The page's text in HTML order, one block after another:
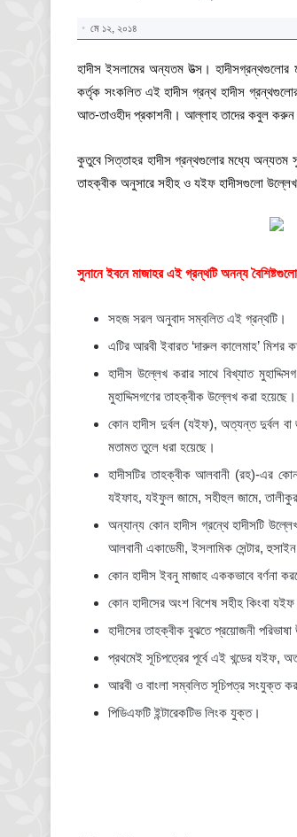
মে ১২, ২০১৪
হাদীস ইসলামের অন্যতম উত্স।
কর্তৃক সংকলিত এই হাদীস গ্রন্থ হাদীস
আত-তাওহীদ প্রকাশনী। আল্লাহ তাদের কবুল
কুতুবে সিত্তাহর হাদীস গ্রন্থগুলোর মধ্যে অন্যতম
তাহক্বীক অনুসারে সহীহ ও যইফ হাদীসগুলো
সুনানে ইবনে মাজাহর এই গ্রন্থটি অনন্য
সহজ সরল অনুবাদ সম্বলিত এই গ্রন্থটি।
এটির আরবী ইবারত ‘দারুল কালেমাহ’
হাদীস উল্লেখ করার সাথে বিখ্যাত
মুহাদ্দিসগণের তাহক্বীক উল্লেখ করা হয়েছে।
কোন হাদীস দুর্বল (যইফ), অত্যন্ত দুর্বল বা
মতামত তুলে ধরা হয়েছে।
হাদীসটির তাহক্বীক আলবানী (রহ)-এর
যইফাহ, যইফুল জামে, সহীহুল জামে,
অন্যান্য কোন হাদীস গ্রন্থে হাদীসটি
আলবানী একাডেমী, ইসলামিক সেন্টার,
কোন হাদীস ইবনু মাজাহ এককভাবে বর্ণনা
কোন হাদীসের অংশ বিশেষ সহীহ কিংবা যইফ
হাদীসের তাহক্বীক বুঝতে প্রয়োজনী
প্রথমেই সূচিপত্রের পূর্বে এই খন্ডের যইফ,
আরবী ও বাংলা সম্বলিত সূচিপত্র সংযুক্ত
পিডিএফটি ইন্টারেকটিভ লিংক যুক্ত।